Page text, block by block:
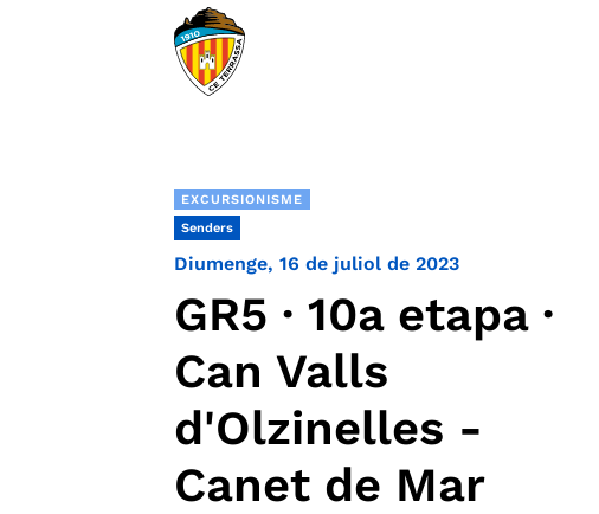
EXCURSIONISME
Senders
Diumenge, 16 de juliol de 2023
GR5 · 10a etapa ·
Can Valls
d'Olzinelles -
Canet de Mar